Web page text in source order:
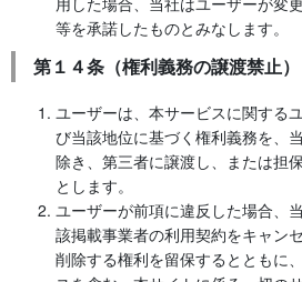
等を承諾したものとみなします。
第１４条（権利義務の譲渡禁止）
ユーザーは、本サービスに関する
び当該地位に基づく権利義務を、
除き、第三者に譲渡し、または担
とします。
ユーザーが前項に違反した場合、
該掲載事業者の利用契約をキャン
削除する権利を留保するとともに